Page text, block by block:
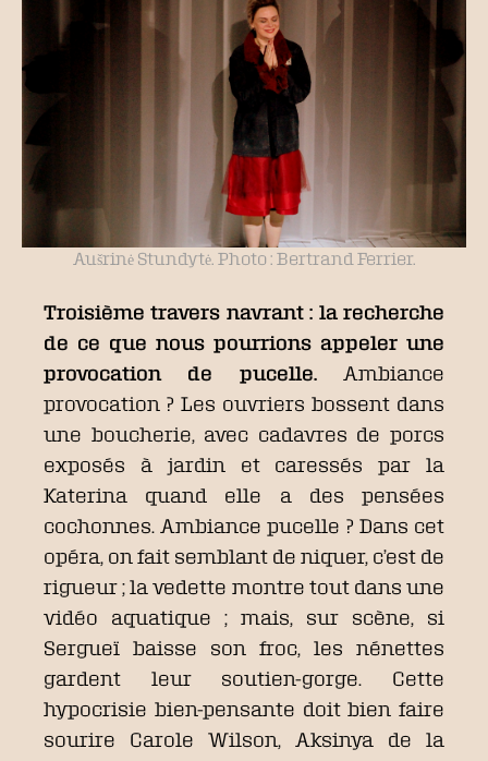
Aušrinė Stundytė. Photo : Bertrand Ferrier.
Troisième travers navrant : la recherche
de ce que nous pourrions appeler une
provocation de pucelle.
Ambiance
provocation ? Les ouvriers bossent dans
une boucherie, avec cadavres de porcs
exposés à jardin et caressés par la
Katerina quand elle a des pensées
cochonnes. Ambiance pucelle ? Dans cet
opéra, on fait semblant de niquer, c’est de
rigueur ; la vedette montre tout dans une
vidéo aquatique ; mais, sur scène, si
Sergueï baisse son froc, les nénettes
gardent leur soutien-gorge. Cette
hypocrisie bien-pensante doit bien faire
sourire Carole Wilson, Aksinya de la